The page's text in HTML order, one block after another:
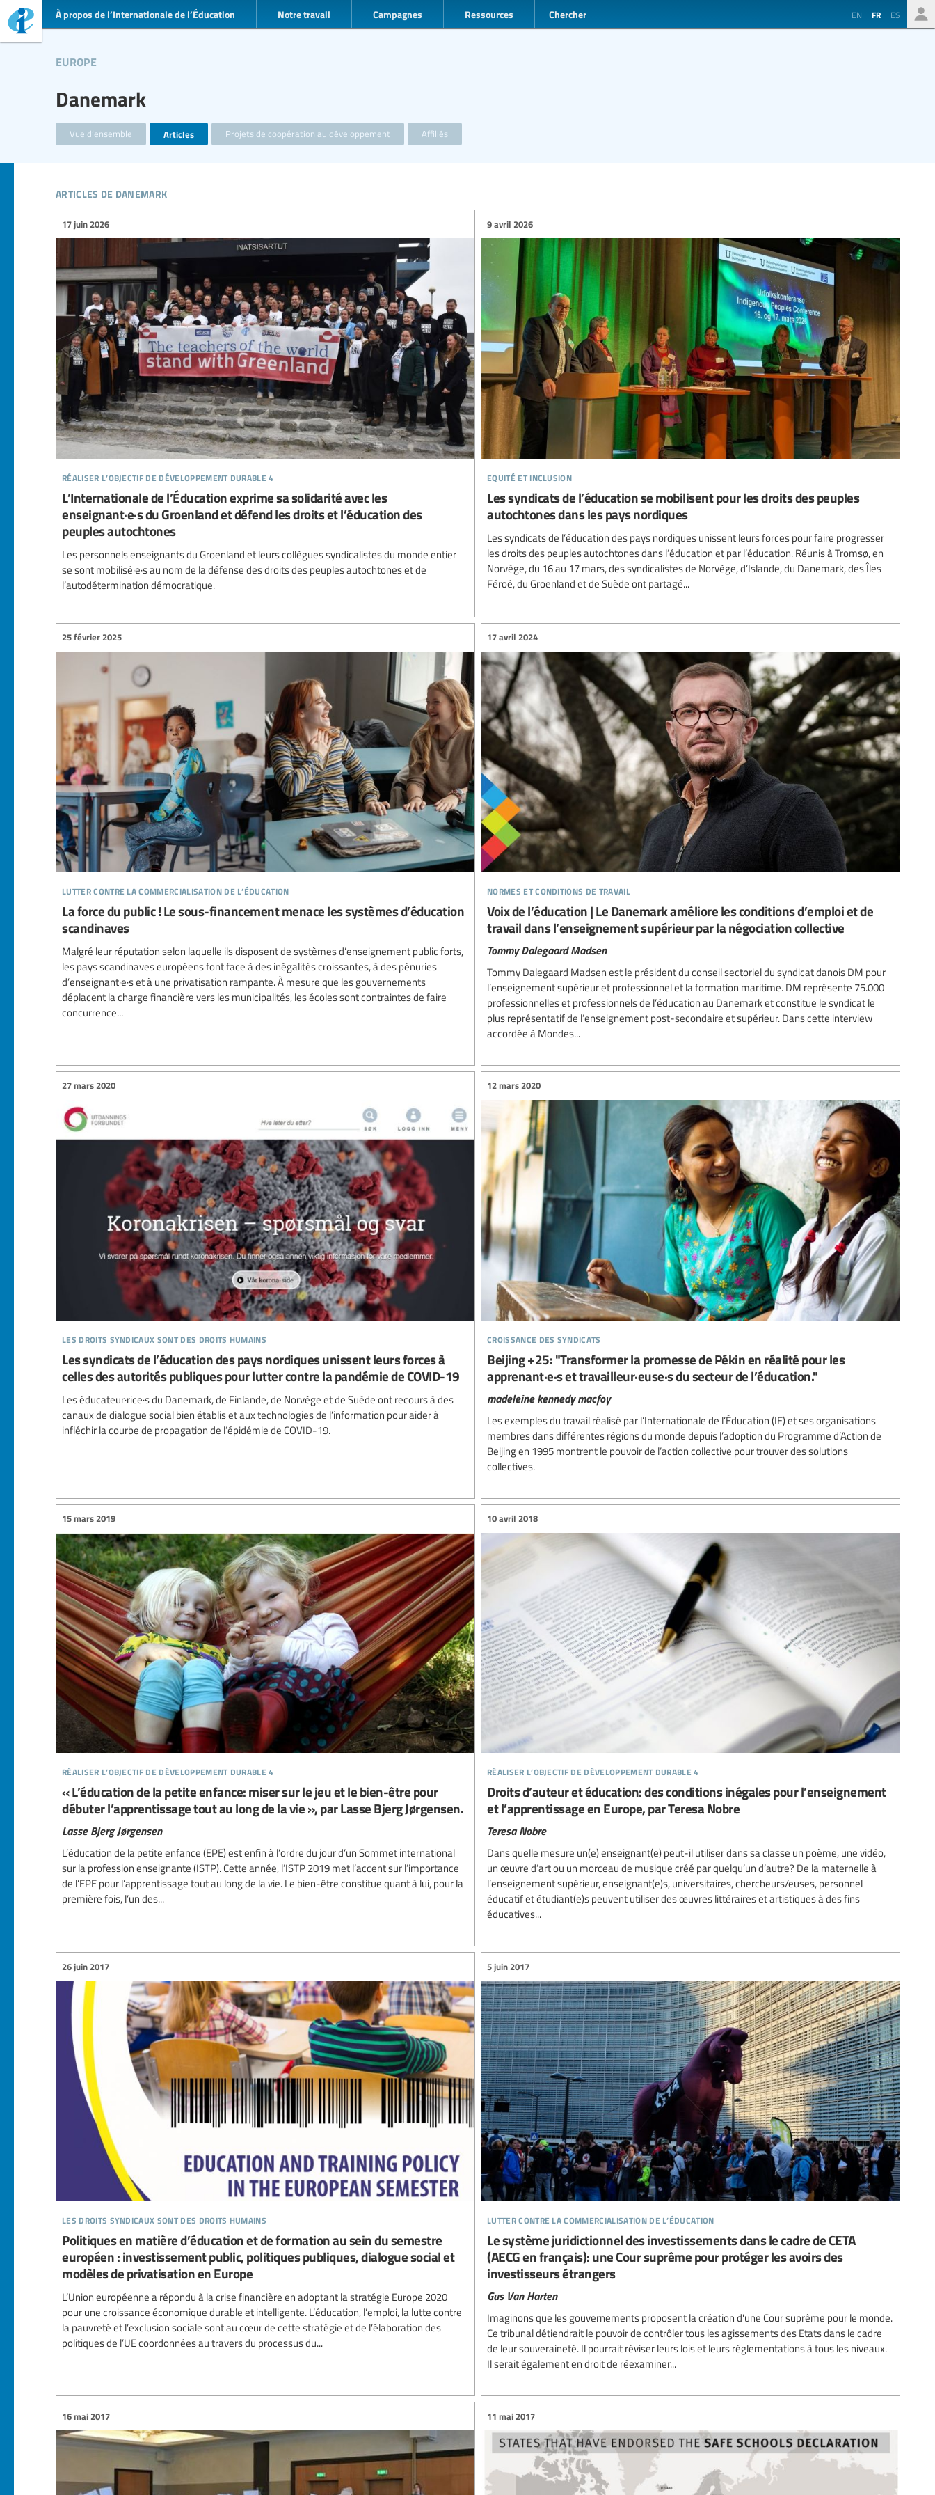
À propos de l’Internationale de l’Éducation Notre travail Campagnes Ressources Chercher EN FR ES
Danemark
europe
Vue d’ensemble Articles Projets de coopération au développement Affiliés
articles de danemark
réaliser l’objectif de développement durable 4
17 juin 2026
L’Internationale de l’Éducation exprime sa solidarité avec les
enseignant·e·s du Groenland et défend les droits et l’éducation des
peuples autochtones
Les personnels enseignants du Groenland et leurs collègues syndicalistes du monde entier
se sont mobilisé·e·s au nom de la défense des droits des peuples autochtones et de
l’autodétermination démocratique.
equité et inclusion
9 avril 2026
Les syndicats de l’éducation se mobilisent pour les droits des peuples
autochtones dans les pays nordiques
Les syndicats de l’éducation des pays nordiques unissent leurs forces pour faire progresser
les droits des peuples autochtones dans l’éducation et par l’éducation. Réunis à Tromsø, en
Norvège, du 16 au 17 mars, des syndicalistes de Norvège, d’Islande, du Danemark, des Îles
Féroé, du Groenland et de Suède ont partagé...
lutter contre la commercialisation de l’éducation
25 février 2025
La force du public ! Le sous-financement menace les systèmes d’éducation
scandinaves
Malgré leur réputation selon laquelle ils disposent de systèmes d’enseignement public forts,
les pays scandinaves européens font face à des inégalités croissantes, à des pénuries
d’enseignant·e·s et à une privatisation rampante. À mesure que les gouvernements
déplacent la charge financière vers les municipalités, les écoles sont contraintes de faire
concurrence...
normes et conditions de travail
17 avril 2024
Voix de l’éducation | Le Danemark améliore les conditions d’emploi et de
travail dans l’enseignement supérieur par la négociation collective
Tommy Dalegaard Madsen
Tommy Dalegaard Madsen est le président du conseil sectoriel du syndicat danois DM pour
l’enseignement supérieur et professionnel et la formation maritime. DM représente 75.000
professionnelles et professionnels de l’éducation au Danemark et constitue le syndicat le
plus représentatif de l’enseignement post-secondaire et supérieur. Dans cette interview
accordée à Mondes...
les droits syndicaux sont des droits humains
27 mars 2020
Les syndicats de l’éducation des pays nordiques unissent leurs forces à
celles des autorités publiques pour lutter contre la pandémie de COVID-19
Les éducateur·rice·s du Danemark, de Finlande, de Norvège et de Suède ont recours à des
canaux de dialogue social bien établis et aux technologies de l’information pour aider à
infléchir la courbe de propagation de l’épidémie de COVID-19.
croissance des syndicats
12 mars 2020
Beijing +25: "Transformer la promesse de Pékin en réalité pour les
apprenant·e·s et travailleur·euse·s du secteur de l’éducation."
madeleine kennedy macfoy
Les exemples du travail réalisé par l’Internationale de l’Éducation (IE) et ses organisations
membres dans différentes régions du monde depuis l’adoption du Programme d’Action de
Beijing en 1995 montrent le pouvoir de l’action collective pour trouver des solutions
collectives.
réaliser l’objectif de développement durable 4
15 mars 2019
« L’éducation de la petite enfance: miser sur le jeu et le bien-être pour
débuter l’apprentissage tout au long de la vie », par Lasse Bjerg Jørgensen.
Lasse Bjerg Jørgensen
L’éducation de la petite enfance (EPE) est enfin à l’ordre du jour d’un Sommet international
sur la profession enseignante (ISTP). Cette année, l’ISTP 2019 met l’accent sur l’importance
de l’EPE pour l’apprentissage tout au long de la vie. Le bien-être constitue quant à lui, pour la
première fois, l’un des...
réaliser l’objectif de développement durable 4
10 avril 2018
Droits d’auteur et éducation: des conditions inégales pour l’enseignement
et l’apprentissage en Europe, par Teresa Nobre
Teresa Nobre
Dans quelle mesure un(e) enseignant(e) peut-il utiliser dans sa classe un poème, une vidéo,
un œuvre d’art ou un morceau de musique créé par quelqu’un d’autre? De la maternelle à
l’enseignement supérieur, enseignant(e)s, universitaires, chercheurs/euses, personnel
éducatif et étudiant(e)s peuvent utiliser des œuvres littéraires et artistiques à des fins
éducatives...
les droits syndicaux sont des droits humains
26 juin 2017
Politiques en matière d’éducation et de formation au sein du semestre
européen : investissement public, politiques publiques, dialogue social et
modèles de privatisation en Europe
L’Union européenne a répondu à la crise financière en adoptant la stratégie Europe 2020
pour une croissance économique durable et intelligente. L’éducation, l’emploi, la lutte contre
la pauvreté et l’exclusion sociale sont au cœur de cette stratégie et de l’élaboration des
politiques de l’UE coordonnées au travers du processus du...
lutter contre la commercialisation de l’éducation
5 juin 2017
Le système juridictionnel des investissements dans le cadre de CETA
(AECG en français): une Cour suprême pour protéger les avoirs des
investisseurs étrangers
Gus Van Harten
Imaginons que les gouvernements proposent la création d'une Cour suprême pour le monde.
Ce tribunal détiendrait le pouvoir de contrôler tous les agissements des Etats dans le cadre
de leur souveraineté. Il pourrait réviser leurs lois et leurs réglementations à tous les niveaux.
Il serait également en droit de réexaminer...
16 mai 2017 11 mai 2017